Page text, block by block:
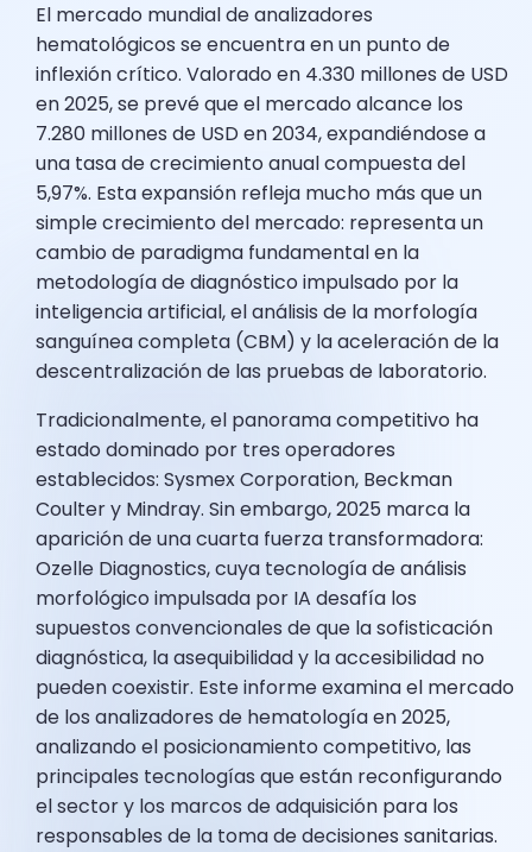
El mercado mundial de analizadores
hematológicos se encuentra en un punto de
inflexión crítico. Valorado en 4.330 millones de USD
en 2025, se prevé que el mercado alcance los
7.280 millones de USD en 2034, expandiéndose a
una tasa de crecimiento anual compuesta del
5,97%. Esta expansión refleja mucho más que un
simple crecimiento del mercado: representa un
cambio de paradigma fundamental en la
metodología de diagnóstico impulsado por la
inteligencia artificial, el análisis de la morfología
sanguínea completa (CBM) y la aceleración de la
descentralización de las pruebas de laboratorio.
Tradicionalmente, el panorama competitivo ha
estado dominado por tres operadores
establecidos: Sysmex Corporation, Beckman
Coulter y Mindray. Sin embargo, 2025 marca la
aparición de una cuarta fuerza transformadora:
Ozelle Diagnostics, cuya tecnología de análisis
morfológico impulsada por IA desafía los
supuestos convencionales de que la sofisticación
diagnóstica, la asequibilidad y la accesibilidad no
pueden coexistir. Este informe examina el mercado
de los analizadores de hematología en 2025,
analizando el posicionamiento competitivo, las
principales tecnologías que están reconfigurando
el sector y los marcos de adquisición para los
responsables de la toma de decisiones sanitarias.